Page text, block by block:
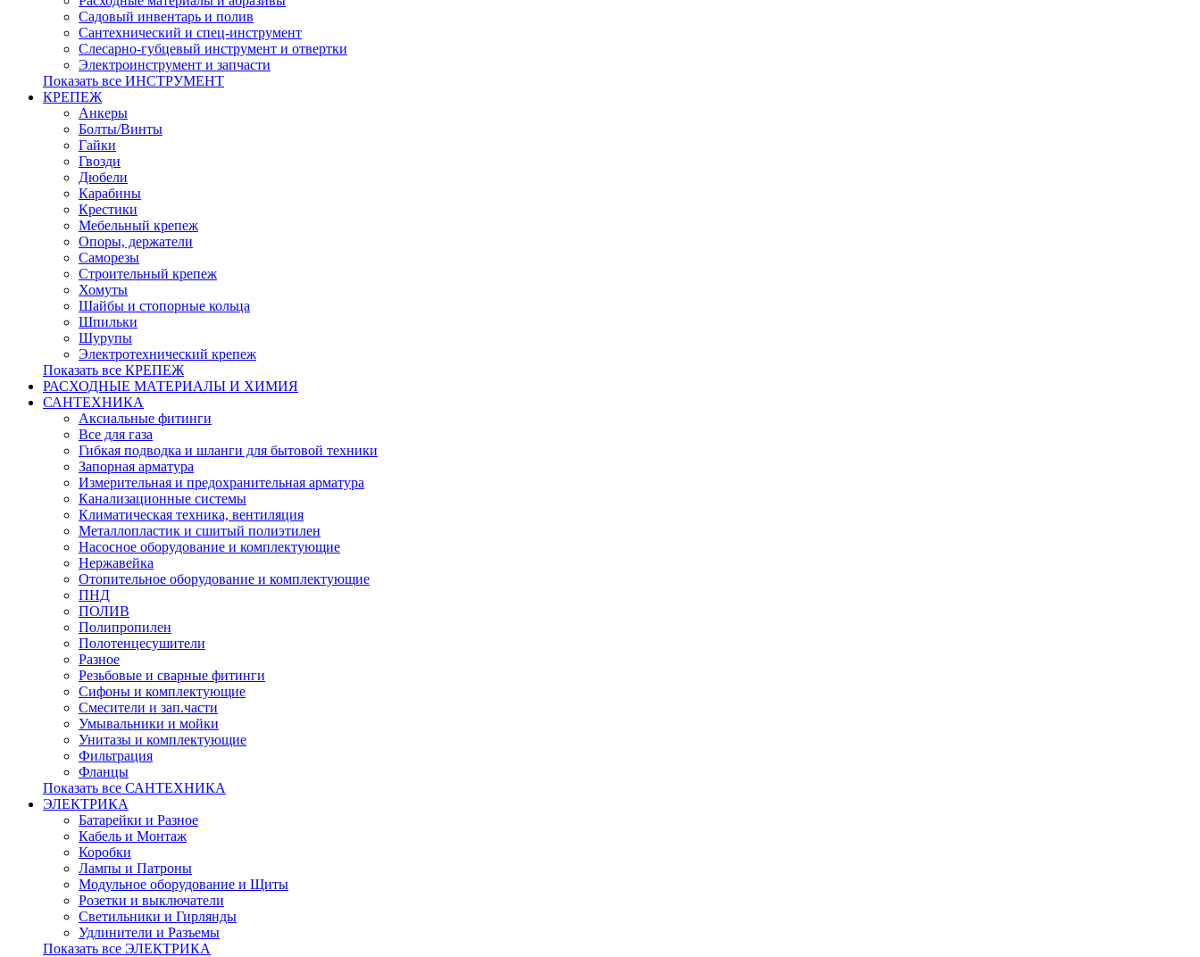
Садовый инвентарь и полив
Сантехнический и спец-инструмент
Слесарно-губцевый инструмент и отвертки
Электроинструмент и запчасти
Показать все ИНСТРУМЕНТ
КРЕПЕЖ
Анкеры
Болты/Винты
Гайки
Гвозди
Дюбели
Карабины
Крестики
Мебельный крепеж
Опоры, держатели
Саморезы
Строительный крепеж
Хомуты
Шайбы и стопорные кольца
Шпильки
Шурупы
Электротехнический крепеж
Показать все КРЕПЕЖ
РАСХОДНЫЕ МАТЕРИАЛЫ И ХИМИЯ
САНТЕХНИКА
Аксиальные фитинги
Все для газа
Гибкая подводка и шланги для бытовой техники
Запорная арматура
Измерительная и предохранительная арматура
Канализационные системы
Климатическая техника, вентиляция
Металлопластик и сшитый полиэтилен
Насосное оборудование и комплектующие
Нержавейка
Отопительное оборудование и комплектующие
ПНД
ПОЛИВ
Полипропилен
Полотенцесушители
Разное
Резьбовые и сварные фитинги
Сифоны и комплектующие
Смесители и зап.части
Умывальники и мойки
Унитазы и комплектующие
Фильтрация
Фланцы
Показать все САНТЕХНИКА
ЭЛЕКТРИКА
Батарейки и Разное
Кабель и Монтаж
Коробки
Лампы и Патроны
Модульное оборудование и Щиты
Розетки и выключатели
Светильники и Гирлянды
Удлинители и Разъемы
Показать все ЭЛЕКТРИКА